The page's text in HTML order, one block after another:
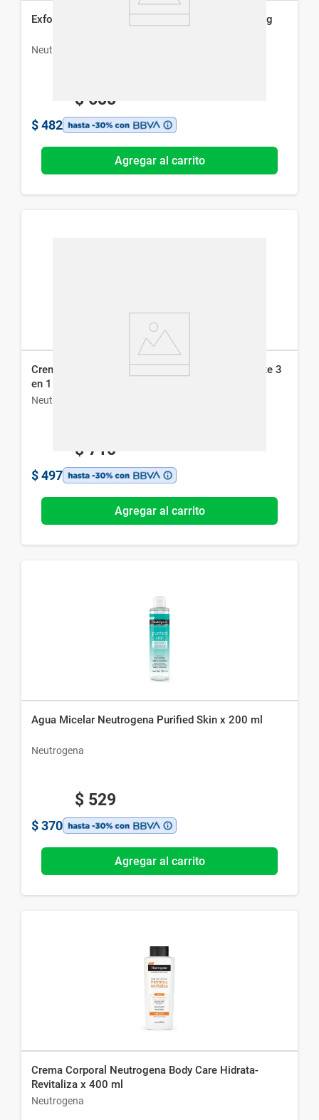
Exfoliante Facial Neutrogena Purified Skin x 100 g
Neutrogena
$ 688
$ 482
Agregar al carrito
Crema Facial Neutrogena Hidratante Intesiva Mate 3
en 1 x 100 g
Neutrogena
$ 710
$ 497
Agregar al carrito
Agua Micelar Neutrogena Purified Skin x 200 ml
Neutrogena
$ 529
$ 370
Agregar al carrito
Crema Corporal Neutrogena Body Care Hidrata-
Revitaliza x 400 ml
Neutrogena